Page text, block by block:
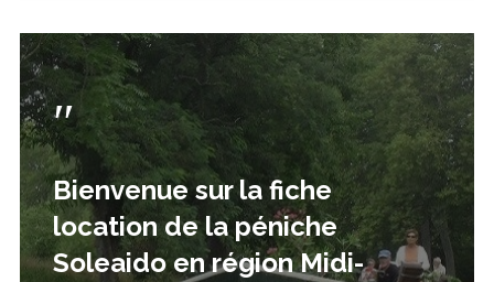
Bienvenue sur la fiche
location de la péniche
Soleaido en région Midi-